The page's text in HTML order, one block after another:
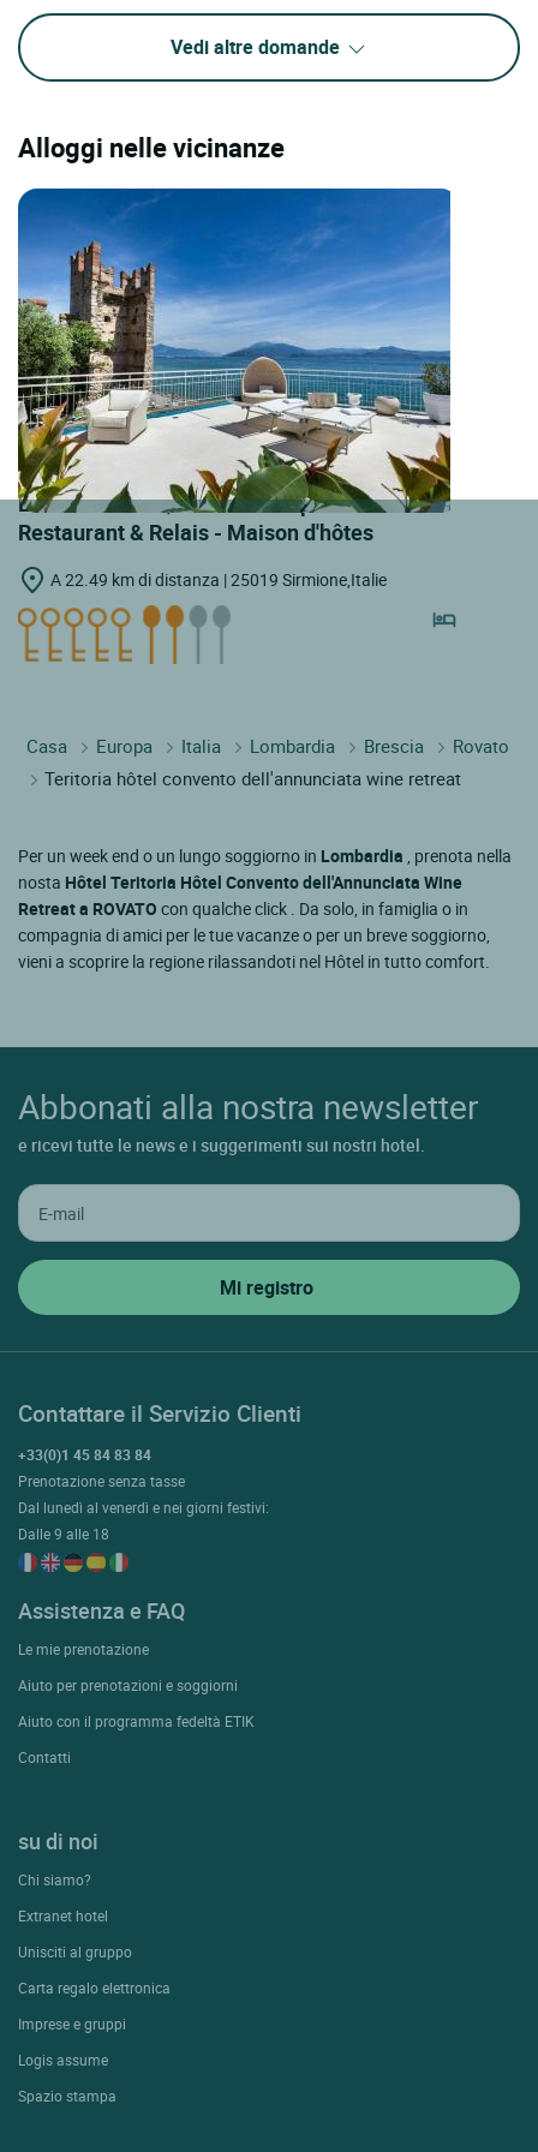
Vedi altre domande
Alloggi nelle vicinanze
LOGIS HOTELS | Teritoria la Speranzina
Restaurant & Relais - Maison d'hôtes
A 22.49 km di distanza | 25019 Sirmione,Italie
Casa Europa Italia Lombardia Brescia
Rovato
Teritoria hôtel convento dell'annunciata wine retreat
Per un week end o un lungo soggiorno in Lombardia , prenota nella
nosta Hôtel Teritoria Hôtel Convento dell'Annunciata Wine
Retreat a ROVATO con qualche click . Da solo, in famiglia o in
compagnia di amici per le tue vacanze o per un breve soggiorno,
vieni a scoprire la regione rilassandoti nel Hôtel in tutto comfort.
Abbonati alla nostra newsletter
e ricevi tutte le news e i suggerimenti sui nostri hotel.
Contattare il Servizio Clienti
+33(0)1 45 84 83 84
Prenotazione senza tasse
Dal lunedì al venerdì e nei giorni festivi:
Dalle 9 alle 18
Assistenza e FAQ
Le mie prenotazione
Aiuto per prenotazioni e soggiorni
Aiuto con il programma fedeltà ETIK
Contatti
su di noi
Chi siamo?
Extranet hotel
Unisciti al gruppo
Carta regalo elettronica
Imprese e gruppi
Logis assume
Spazio stampa